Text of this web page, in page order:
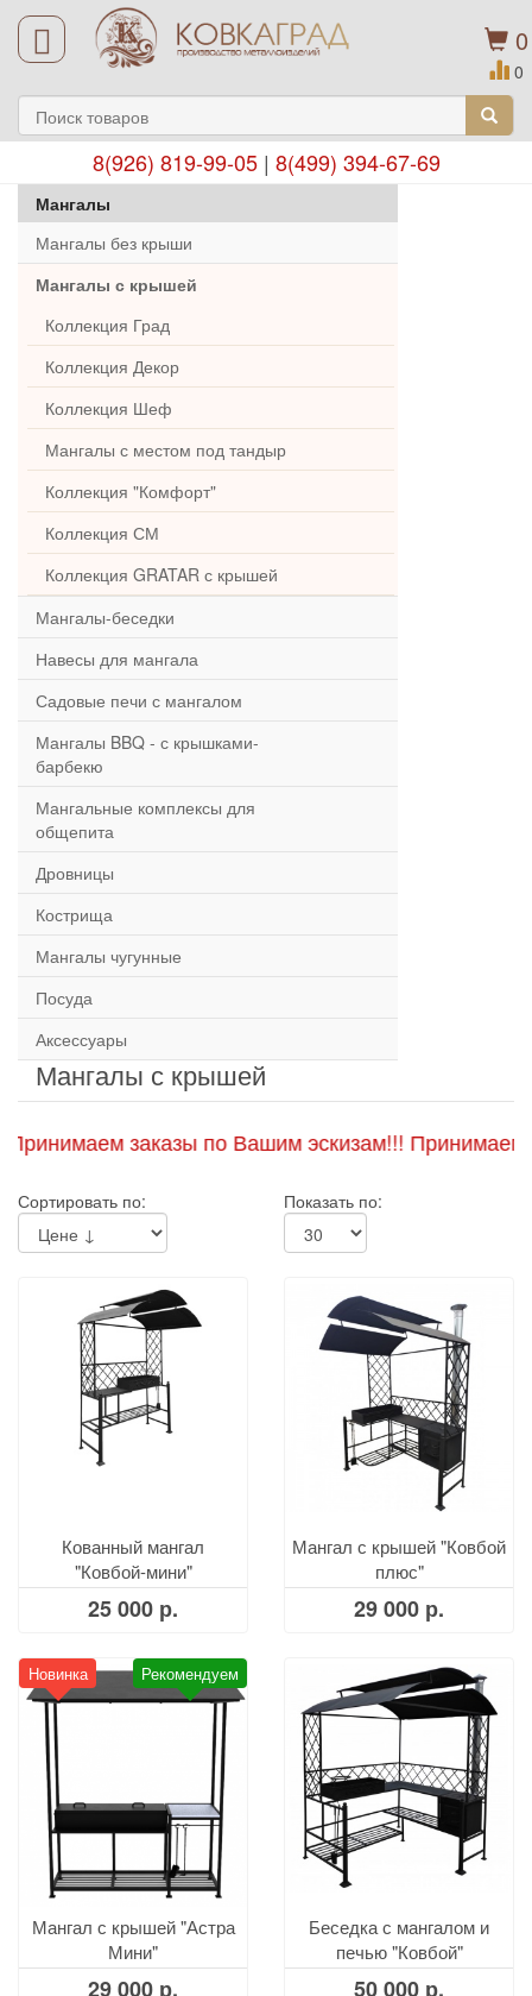
0
0
8(926) 819-99-05| 8(499) 394-67-69
Мангалы
Мангалы без крыши
Мангалы с крышей
Коллекция Град
Коллекция Декор
Коллекция Шеф
Мангалы с местом под тандыр
Коллекция "Комфорт"
Коллекция СМ
Коллекция GRATAR с крышей
Мангалы-беседки
Навесы для мангала
Садовые печи с мангалом
Мангалы BBQ - с крышками-
барбекю
Мангальные комплексы для
общепита
Дровницы
Кострища
Мангалы чугунные
Посуда
Аксессуары
Мангалы с крышей
заказы по Вашим эскизам!!! Принимаем
Сортировать по: Показать по:
Кованный мангал
"Ковбой-мини"
25 000 р.
Мангал с крышей "Ковбой
плюс"
29 000 р.
Новинка Рекомендуем
Мангал с крышей "Астра
Мини"
29 000 р.
Беседка с мангалом и
печью "Ковбой"
50 000 р.